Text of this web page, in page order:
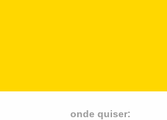
onde quiser: